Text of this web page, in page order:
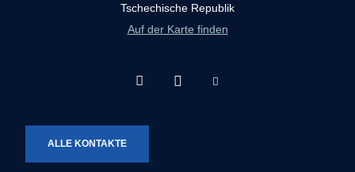
Tschechische Republik
Auf der Karte finden
ALLE KONTAKTE